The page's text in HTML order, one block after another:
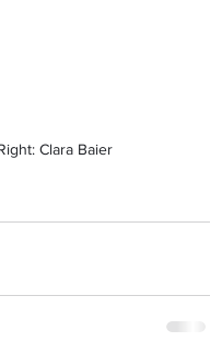
Clara Baier